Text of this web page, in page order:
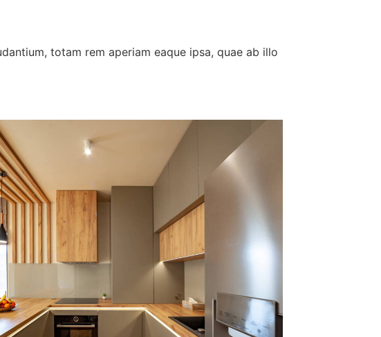
totam rem aperiam eaque ipsa, quae ab illo